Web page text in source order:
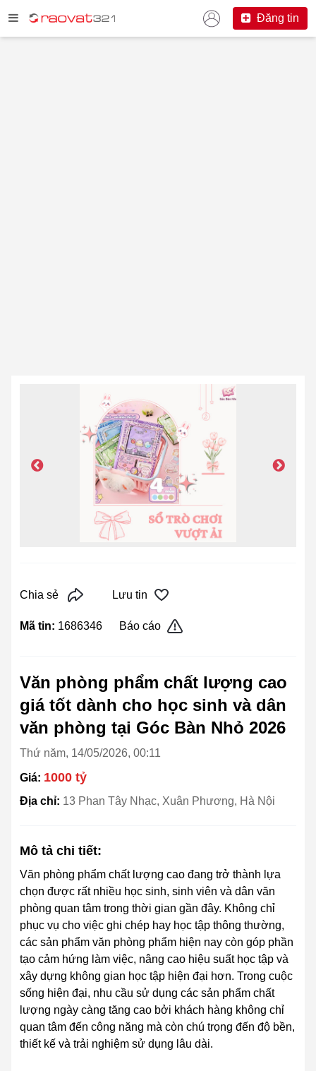
Đăng tin
Chia sẻ Lưu tin
Mã tin: 1686346 Báo cáo
Văn phòng phẩm chất lượng cao
giá tốt dành cho học sinh và dân
văn phòng tại Góc Bàn Nhỏ 2026
Thứ năm, 14/05/2026, 00:11
Giá: 1000 tỷ
Địa chỉ: 13 Phan Tây Nhạc, Xuân Phương, Hà Nội
Mô tả chi tiết:
Văn phòng phẩm chất lượng cao đang trở thành lựa
chọn được rất nhiều học sinh, sinh viên và dân văn
phòng quan tâm trong thời gian gần đây. Không chỉ
phục vụ cho việc ghi chép hay học tập thông thường,
các sản phẩm văn phòng phẩm hiện nay còn góp phần
tạo cảm hứng làm việc, nâng cao hiệu suất học tập và
xây dựng không gian học tập hiện đại hơn. Trong cuộc
sống hiện đại, nhu cầu sử dụng các sản phẩm chất
lượng ngày càng tăng cao bởi khách hàng không chỉ
quan tâm đến công năng mà còn chú trọng đến độ bền,
thiết kế và trải nghiệm sử dụng lâu dài.